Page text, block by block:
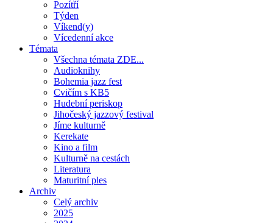
Pozítří
Týden
Víkend(y)
Vícedenní akce
Témata
Všechna témata ZDE...
Audioknihy
Bohemia jazz fest
Cvičím s KB5
Hudební periskop
Jihočeský jazzový festival
Jíme kulturně
Kerekate
Kino a film
Kulturně na cestách
Literatura
Maturitní ples
Archiv
Celý archiv
2025